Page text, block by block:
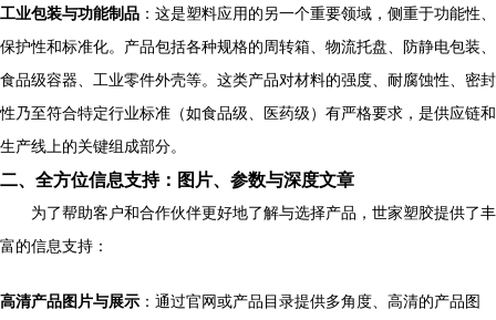
工业包装与功能制品 ：这是塑料应用的另一个重要领域，侧重于功能性、
保护性和标准化。产品包括各种规格的周转箱、物流托盘、防静电包装、
食品级容器、工业零件外壳等。这类产品对材料的强度、耐腐蚀性、密封
性乃至符合特定行业标准（如食品级、医药级）有严格要求，是供应链和
生产线上的关键组成部分。
二、全方位信息支持：图片、参数与深度文章
为了帮助客户和合作伙伴更好地了解与选择产品，世家塑胶提供了丰
富的信息支持：
高清产品图片与展示 ：通过官网或产品目录提供多角度、高清的产品图